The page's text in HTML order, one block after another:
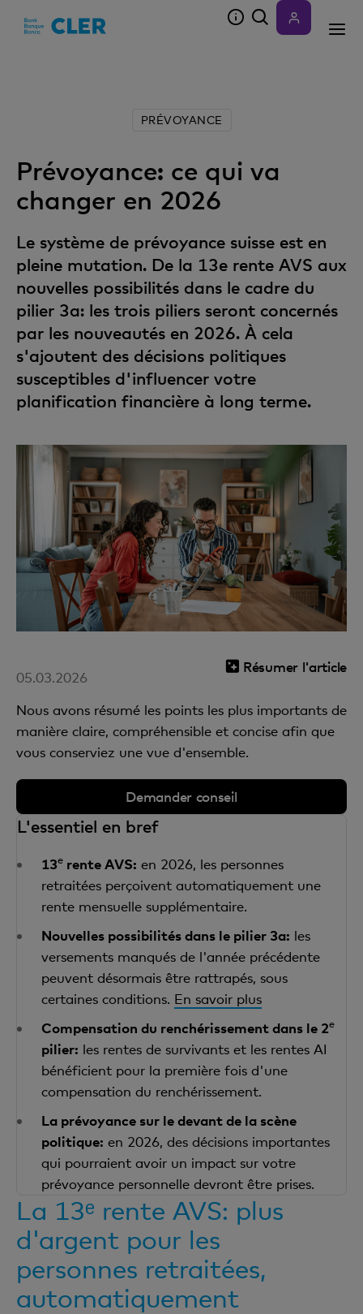
PRÉVOYANCE
Prévoyance: ce qui va
changer en 2026
Le système de prévoyance suisse est en
pleine mutation. De la 13e rente AVS aux
nouvelles possibilités dans le cadre du
pilier 3a: les trois piliers seront concernés
par les nouveautés en 2026. À cela
s'ajoutent des décisions politiques
susceptibles d'influencer votre
planification financière à long terme.
Résumer l'article
05.03.2026
Nous avons résumé les points les plus importants de
manière claire, compréhensible et concise afin que
vous conserviez une vue d'ensemble.
Demander conseil
L'essentiel en bref
13e rente AVS: en 2026, les personnes
retraitées perçoivent automatiquement une
rente mensuelle supplémentaire.
Nouvelles possibilités dans le pilier 3a: les
versements manqués de l'année précédente
peuvent désormais être rattrapés, sous
certaines conditions. En savoir plus
Compensation du renchérissement dans le 2e
pilier: les rentes de survivants et les rentes AI
bénéficient pour la première fois d'une
compensation du renchérissement.
La prévoyance sur le devant de la scène
politique: en 2026, des décisions importantes
qui pourraient avoir un impact sur votre
prévoyance personnelle devront être prises.
La 13ᵉ rente AVS: plus
d'argent pour les
personnes retraitées,
automatiquement